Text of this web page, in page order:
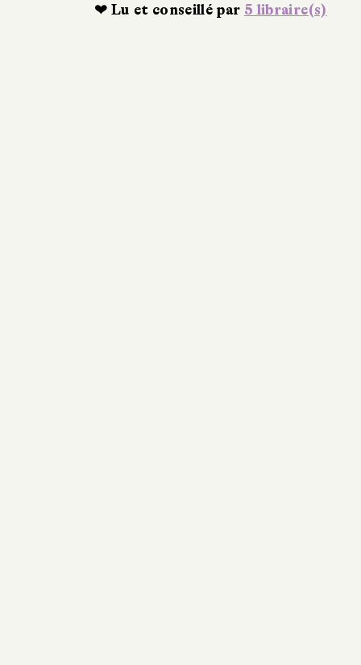
❤ Lu et conseillé par 5 libraire(s)